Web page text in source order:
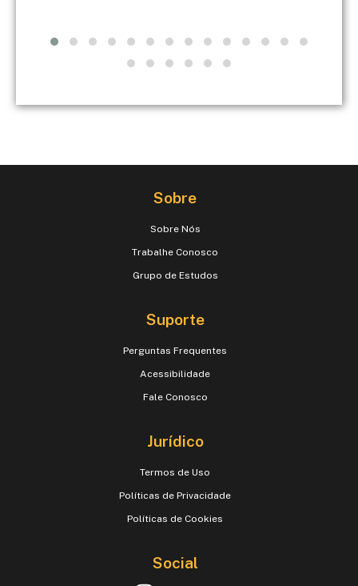
Sobre
Sobre Nós
Trabalhe Conosco
Grupo de Estudos
Suporte
Perguntas Frequentes
Acessibilidade
Fale Conosco
Jurídico
Termos de Uso
Políticas de Privacidade
Políticas de Cookies
Social